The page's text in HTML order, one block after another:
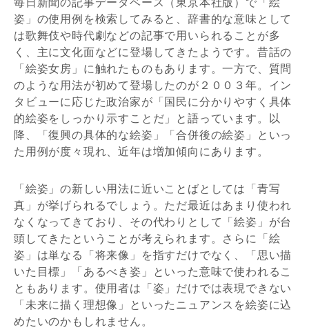
姿」の使用例を検索してみると、辞書的な意味として
は歌舞伎や時代劇などの記事で用いられることが多
く、主に文化面などに登場してきたようです。昔話の
「絵姿女房」に触れたものもあります。一方で、質問
のような用法が初めて登場したのが２００３年。イン
タビューに応じた政治家が「国民に分かりやすく具体
的絵姿をしっかり示すことだ」と語っています。以
降、「復興の具体的な絵姿」「合併後の絵姿」といっ
た用例が度々現れ、近年は増加傾向にあります。
「絵姿」の新しい用法に近いことばとしては「青写
真」が挙げられるでしょう。ただ最近はあまり使われ
なくなってきており、その代わりとして「絵姿」が台
頭してきたということが考えられます。さらに「絵
姿」は単なる「将来像」を指すだけでなく、「思い描
いた目標」「あるべき姿」といった意味で使われるこ
ともあります。使用者は「姿」だけでは表現できない
「未来に描く理想像」といったニュアンスを絵姿に込
めたいのかもしれません。